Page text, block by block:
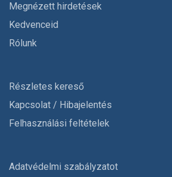
Megnézett hirdetések
Kedvenceid
Rólunk
Részletes kereső
Kapcsolat / Hibajelentés
Felhasználási feltételek
Adatvédelmi szabályzatot